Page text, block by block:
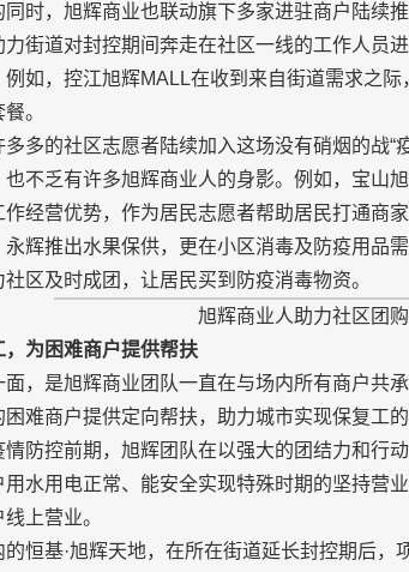
同时，旭辉商业也联动旗下多家进驻商户陆续
力街道对封控期间奔走在社区一线的工作人员
例如，控江旭辉MALL在收到来自街道需求之
。
多多的社区志愿者陆续加入这场没有硝烟的战“
不乏有许多旭辉商业人的身影。例如，宝山
经营优势，作为居民志愿者帮助居民打通商
辉推出水果保供，更在小区消毒及防疫用品
区及时成团，让居民买到防疫消毒物资。
旭辉商业人助力社区团
，为困难商户提供帮扶
，是旭辉商业团队一直在与场内所有商户共
难商户提供定向帮扶，助力城市实现保复工的
情防控前期，旭辉团队在以强大的团结力和行
水用电正常、能安全实现特殊时期的坚持营
上营业。
恒基·旭辉天地，在所在街道延长封控期后